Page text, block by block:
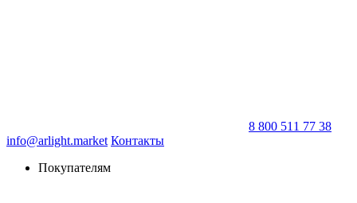
8 800 511 77 38
info@arlight.market Контакты
Покупателям